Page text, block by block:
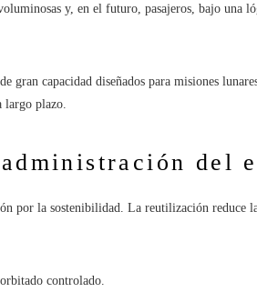
y, en el futuro, pasajeros, bajo una
gran capacidad diseñados para misiones
largo plazo.
del
por la sostenibilidad. La reutilización reduce
controlado.